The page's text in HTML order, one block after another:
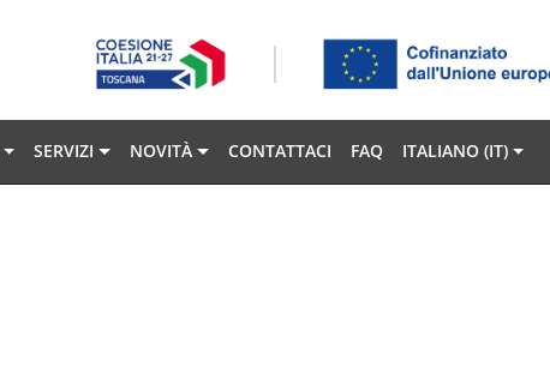
SERVIZI NOVITÀ CONTATTACI FAQ ITALIANO ‎(IT)‎